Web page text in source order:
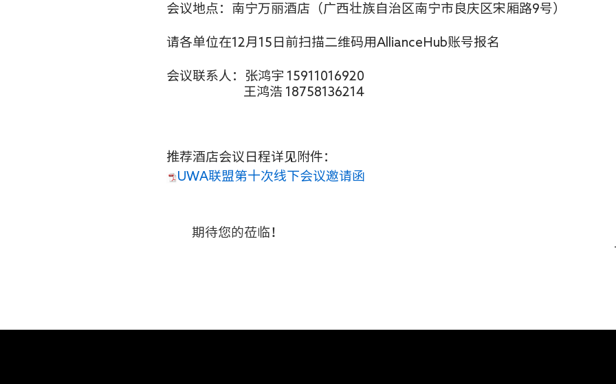
会议地点： 南宁万丽酒店（广西壮族自治区南宁市良庆区宋厢路9号）
请各单位在12月15日前扫描二维码用AllianceHub账号报名
会议联系人：张鸿宇 15911016920
王鸿浩 18758136214
推荐酒店会议日程详见附件：
UWA联盟第十次线下会议邀请函
期待您的莅临！